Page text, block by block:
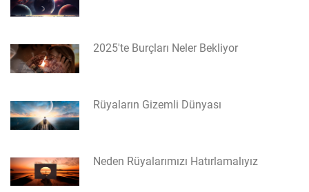
2025'te Burçları Neler Bekliyor
Rüyaların Gizemli Dünyası
Neden Rüyalarımızı Hatırlamalıyız